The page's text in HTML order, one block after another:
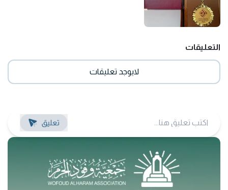
التعليقات
لايوجد تعليقات